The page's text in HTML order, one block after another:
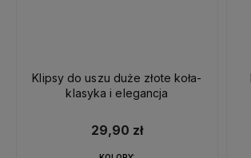
Klipsy do uszu duże złote koła-
klasyka i elegancja
29,90 zł